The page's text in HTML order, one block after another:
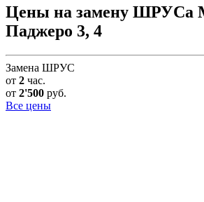
Цены на замену ШРУСа
Паджеро 3, 4
Замена ШРУС
от 2 час.
от 2'500 руб.
Все цены